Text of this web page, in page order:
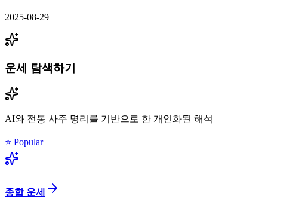
2025-08-29
운세 탐색하기
AI와 전통 사주 명리를 기반으로 한 개인화된 해석
⭐ Popular
종합 운세